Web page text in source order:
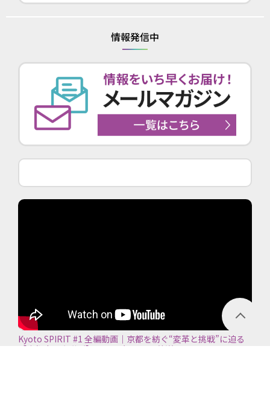
情報発信中
Kyoto SPIRIT #1 全編動画｜京都を紡ぐ“変革と挑戦”に迫る
【京都商工会議所】＜2026年7月5日放送＞